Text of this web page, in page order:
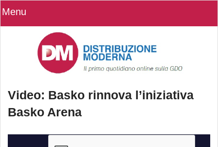
Menu
Video: Basko rinnova l’iniziativa
Basko Arena
Video: Basko rinnova l’iniziativa